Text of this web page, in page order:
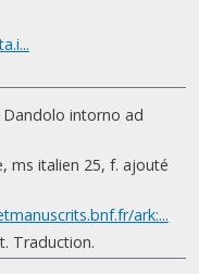
intorno ad
ms italien 25, f. ajouté
ark:...
Traduction.